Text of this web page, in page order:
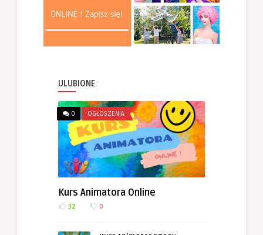
ULUBIONE
0 OGŁOSZENIA
Kurs Animatora Online
32 0